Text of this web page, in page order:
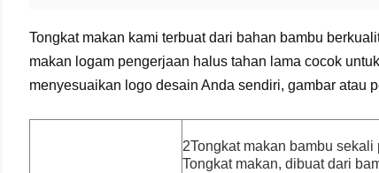
Tongkat makan kami terbuat dari bahan bambu
makan logam pengerjaan halus tahan lama cocok
menyesuaikan logo desain Anda sendiri, gambar atau
2Tongkat makan bambu
Tongkat makan, dibuat dari